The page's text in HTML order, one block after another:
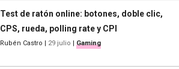
Test de ratón online: botones, doble clic,
CPS, rueda, polling rate y CPI
Rubén Castro | 29 julio | Gaming